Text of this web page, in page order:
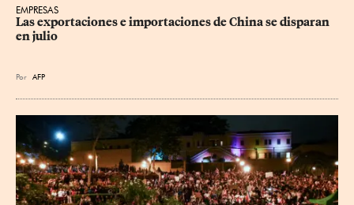
EMPRESAS
Las exportaciones e importaciones de China se disparan
en julio
Por AFP